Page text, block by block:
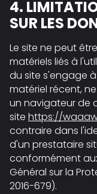
4.
SUR LES
Le site ne peut
matériels liés à
du site s'engage
matériel récent,
un navigateur de
site https://
contraire dans
d'un prestataire
conformément
Général sur la
2016-679).